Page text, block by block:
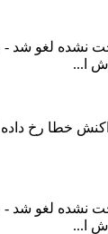
نشده لغو شد -
ا...
نشده لغو شد -
ا...